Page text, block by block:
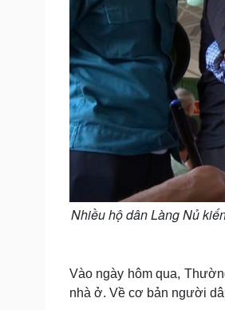
Nhiều hộ dân Làng Nủ
Vào ngày hôm qua,
nhà ở. Về cơ bản người